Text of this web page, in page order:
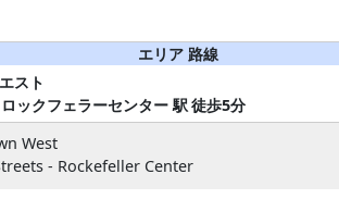
エリア 路線
スト
ックフェラーセンター 駅徒歩5分
West
- Rockefeller Center